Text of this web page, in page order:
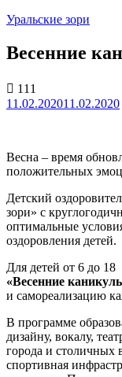
Уральские зори
Весенние
111
11.02.202011.02.2020
Весна – время
положительных
Детский
зори» с
оптимальные
оздоровления детей.
Для детей от 6 до 18
«Весенние
и самореализацию
В программе
дизайну, вокалу,
города и столичных
спортивная